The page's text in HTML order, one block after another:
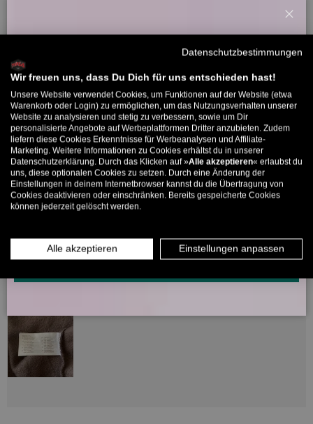
Sort by
Karen
Supersize oversized
Vom Ding her ein cooler Hoodie, allerdings wirklich sehr oversized
geschnitten. In Größe S/M sind es von Achsel zu Achsel 75 cm und
angegeben aus 100% Baumwolle. Bei vielen Produkten fehlen die
Materialangaben komplett und oft wäre es auch hilfreich zu
wissen welche Größe das Model auf den Fotos trägt. Für mich
Willkommensbonus
Willkommens-Rabattcode direkt per Mail zugeschickt.
Bis zu 11% Rabatt auf deine erste Bestellung. Aufgepasst: Du
kannst nur 1x wählen! 🤫
5% ab €80 9% ab €100 11% ab €150 🔥
E-Mail
MÄNNER
INFOS ÜBER WHATSAPP? KEIN PROBLEM!
KLICK HIER UND SCHICKE UNS DIE VORGESCHRIEBENE NACHRICHT,
Datenschutzbestimmungen
Wir freuen uns, dass Du Dich für uns entschieden hast!
Unsere Website verwendet Cookies, um Funktionen auf der Website (etwa
Warenkorb oder Login) zu ermöglichen, um das Nutzungsverhalten unserer
Website zu analysieren und stetig zu verbessern, sowie um Dir
personalisierte Angebote auf Werbeplattformen Dritter anzubieten. Zudem
liefern diese Cookies Erkenntnisse für Werbeanalysen und Affiliate-
Marketing. Weitere Informationen zu Cookies erhältst du in unserer
Datenschutzerklärung. Durch das Klicken auf »Alle akzeptieren« erlaubst du
uns, diese optionalen Cookies zu setzen. Durch eine Änderung der
Einstellungen in deinem Internetbrowser kannst du die Übertragung von
Cookies deaktivieren oder einschränken. Bereits gespeicherte Cookies
können jederzeit gelöscht werden.
Alle akzeptieren Einstellungen anpassen